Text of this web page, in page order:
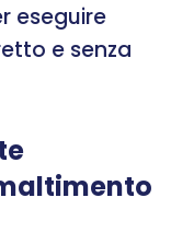
eseguire
e senza